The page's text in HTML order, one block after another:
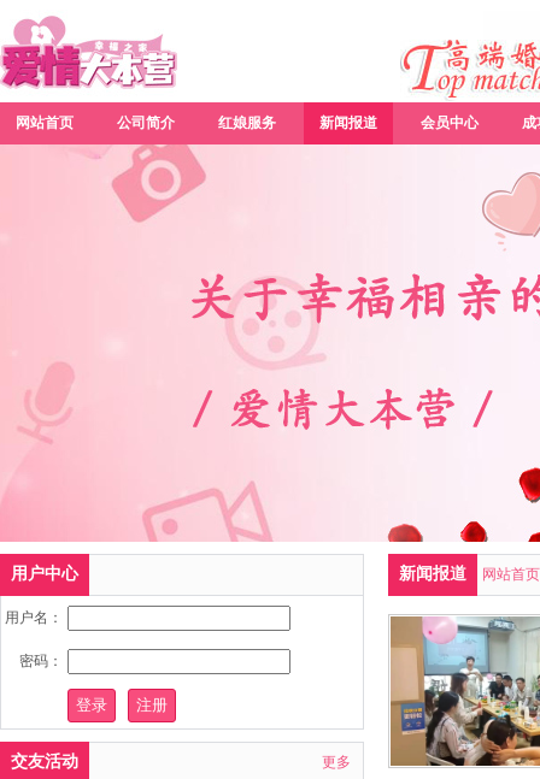
网站首页 公司简介 红娘服务 新闻报道 会员中心 成
新闻报道 网站首页
用户中心
用户名：
密码：
交友活动 更多